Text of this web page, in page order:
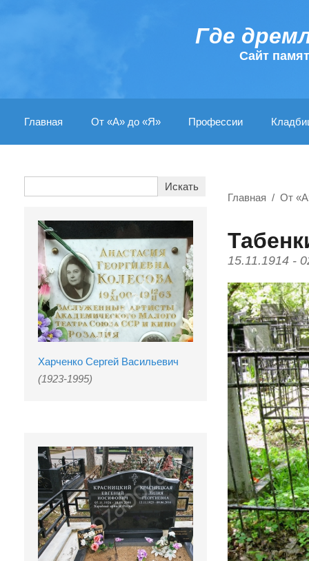
Где
Cайт
Главная От «А» до «Я» Профессии
Харченко Сергей Васильевич
(1923-1995)
Главная От
15.11.1914 -